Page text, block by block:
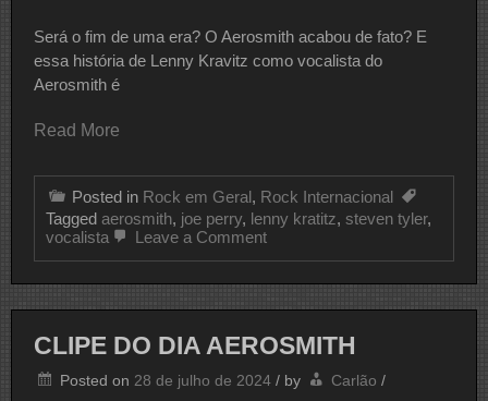
Será o fim de uma era? O Aerosmith acabou de fato? E
essa história de Lenny Kravitz como vocalista do
Aerosmith é
Read More
Posted in Rock em Geral, Rock Internacional
Tagged aerosmith, joe perry, lenny kratitz, steven tyler,
vocalista
Leave a Commenton
Vocalista
Aerosmith
Fato
CLIPE DO DIA AEROSMITH
Posted on 28 de julho de 2024 / by Carlão /